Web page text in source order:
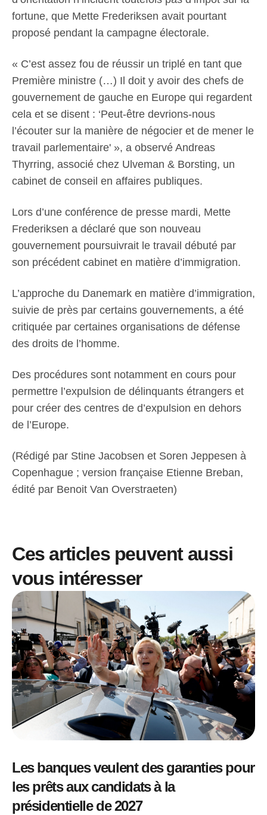
fortune, que Mette Frederiksen avait pourtant
proposé pendant la campagne électorale.
« C’est assez fou de réussir un triplé en tant que
Première ministre (…) Il doit y avoir des chefs de
gouvernement de gauche en Europe qui regardent
cela et se disent : ‘Peut-être devrions-nous
l’écouter sur la manière de négocier et de mener le
travail parlementaire' », a observé Andreas
Thyrring, associé chez Ulveman & Borsting, un
cabinet de conseil en affaires publiques.
Lors d’une conférence de presse mardi, Mette
Frederiksen a déclaré que son nouveau
gouvernement poursuivrait le travail débuté par
son précédent cabinet en matière d’immigration.
L’approche du Danemark en matière d’immigration,
suivie de près par certains gouvernements, a été
critiquée par certaines organisations de défense
des droits de l’homme.
Des procédures sont notamment en cours pour
permettre l’expulsion de délinquants étrangers et
pour créer des centres de d’expulsion en dehors
de l’Europe.
(Rédigé par Stine Jacobsen et Soren Jeppesen à
Copenhague ; version française Etienne Breban,
édité par Benoit Van Overstraeten)
Ces articles peuvent aussi
vous intéresser
Les banques veulent des garanties pour
les prêts aux candidats à la
présidentielle de 2027